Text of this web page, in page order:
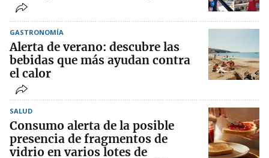
GASTRONOMÍA
Alerta de verano: descubre las
bebidas que más ayudan contra
el calor
SALUD
Consumo alerta de la posible
presencia de fragmentos de
vidrio en varios lotes de